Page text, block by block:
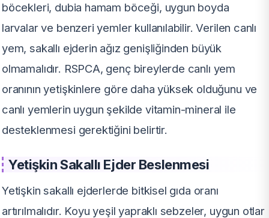
böcekleri, dubia hamam böceği, uygun boyda
larvalar ve benzeri yemler kullanılabilir. Verilen canlı
yem, sakallı ejderin ağız genişliğinden büyük
olmamalıdır. RSPCA, genç bireylerde canlı yem
oranının yetişkinlere göre daha yüksek olduğunu ve
canlı yemlerin uygun şekilde vitamin-mineral ile
desteklenmesi gerektiğini belirtir.
Yetişkin Sakallı Ejder Beslenmesi
Yetişkin sakallı ejderlerde bitkisel gıda oranı
artırılmalıdır. Koyu yeşil yapraklı sebzeler, uygun otlar